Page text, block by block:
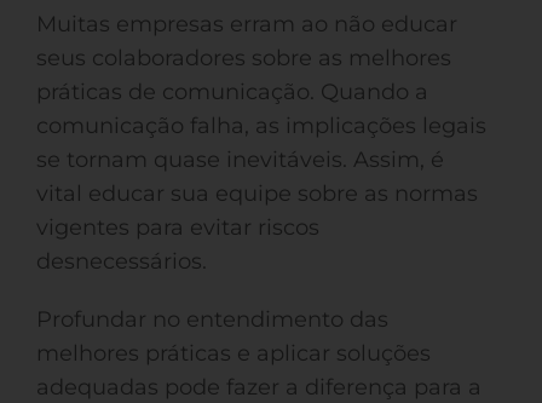
Muitas empresas erram ao não educar
seus colaboradores sobre as melhores
práticas de comunicação. Quando a
comunicação falha, as implicações legais
se tornam quase inevitáveis. Assim, é
vital educar sua equipe sobre as normas
vigentes para evitar riscos
desnecessários.
Profundar no entendimento das
melhores práticas e aplicar soluções
adequadas pode fazer a diferença para a